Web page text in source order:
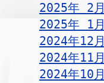
2025年 2月
2025年 1月
2024年12月
2024年11月
2024年10月